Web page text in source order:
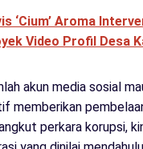
‘Cium’ Aroma
Video Profil Desa
akun media sosial
memberikan
perkara korupsi,